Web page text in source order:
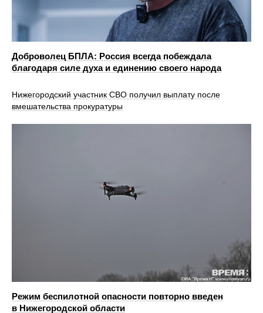
Доброволец БПЛА: Россия всегда побеждала
благодаря силе духа и единению своего народа
Нижегородский участник СВО получил выплату после
вмешательства прокуратуры
Режим беспилотной опасности повторно введен
в Нижегородской области